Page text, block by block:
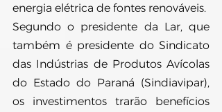
energia elétrica de fontes renováveis.
Segundo o presidente da Lar, que
também é presidente do Sindicato
das Indústrias de Produtos Avícolas
do Estado do Paraná (Sindiavipar),
os investimentos trarão benefícios